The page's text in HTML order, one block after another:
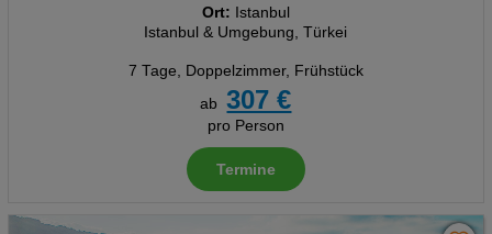
Ort: Istanbul
Istanbul & Umgebung, Türkei
7 Tage, Doppelzimmer, Frühstück
ab
307 €
pro Person
Termine